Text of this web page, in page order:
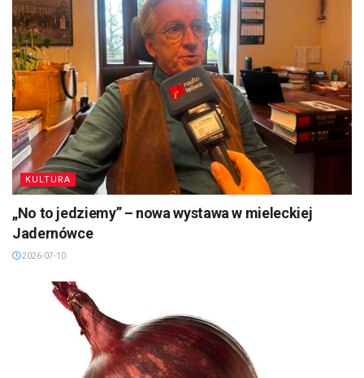
KULTURA
„No to jedziemy” – nowa wystawa w mieleckiej
Jadernówce
2026-07-10